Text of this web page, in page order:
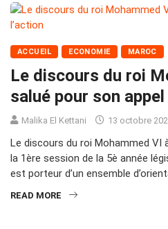
ACCUEIL ECONOMIE MAROC
Le discours du roi
salué pour son appel
Malika El Kettani 13 octobre
Le discours du roi Mohammed VI
la 1ère session de la 5è année
est porteur d’un ensemble
READ MORE